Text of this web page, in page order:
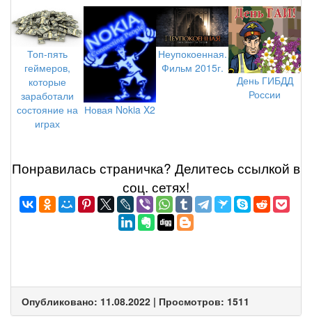
Топ-пять
геймеров,
которые
заработали
состояние на
играх
Новая Nokia X2
Неупокоенная.
Фильм 2015г.
День ГИБДД
России
Понравилась страничка? Делитеcь ссылкой в
соц. сетях!
Опубликовано: 11.08.2022 | Просмотров: 1511